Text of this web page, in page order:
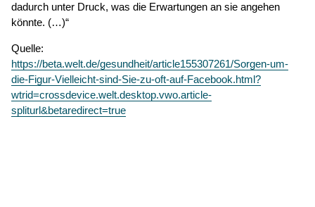
dadurch unter Druck, was die Erwartungen an sie angehen
könnte. (…)“
Quelle:
https://beta.welt.de/gesundheit/article155307261/Sorgen-um-
die-Figur-Vielleicht-sind-Sie-zu-oft-auf-Facebook.html?
wtrid=crossdevice.welt.desktop.vwo.article-
spliturl&betaredirect=true